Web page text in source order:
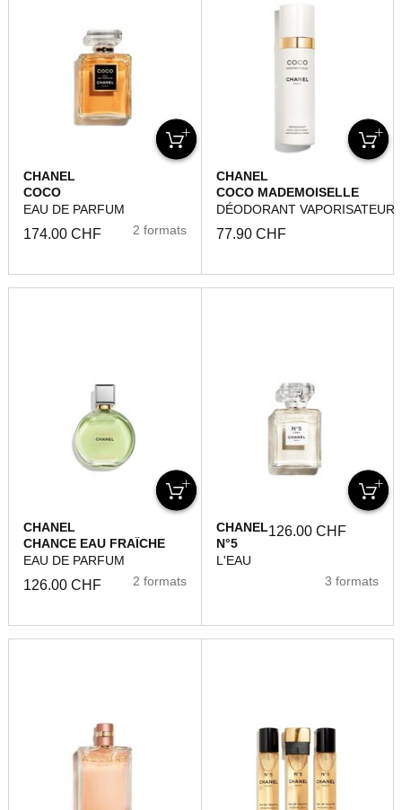
CHANEL
COCO
EAU DE PARFUM
174.00 CHF 2 formats
CHANEL
COCO MADEMOISELLE
DÉODORANT VAPORISATEUR
77.90 CHF
CHANEL
CHANCE EAU FRAÎCHE
EAU DE PARFUM
126.00 CHF 2 formats
CHANEL
N°5
L'EAU
126.00 CHF
3 formats